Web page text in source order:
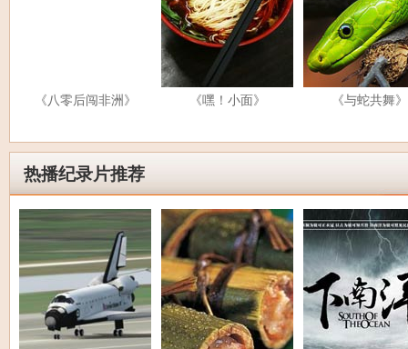
《八零后闯非洲》 《嘿！小面》 《与蛇共舞》
热播纪录片推荐